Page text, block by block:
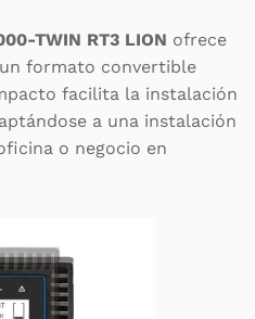
TWIN RT3 LION ofrece
formato convertible
facilita la instalación
a una instalación
o negocio en